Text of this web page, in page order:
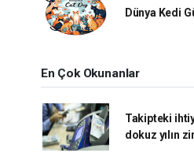
Dünya Kedi
En Çok Okunanlar
Takipteki
dokuz yılın